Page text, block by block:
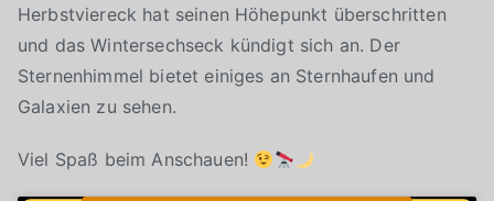
Herbstviereck hat seinen Höhepunkt überschritten
und das Wintersechseck kündigt sich an. Der
Sternenhimmel bietet einiges an Sternhaufen und
Galaxien zu sehen.
Viel Spaß beim Anschauen!